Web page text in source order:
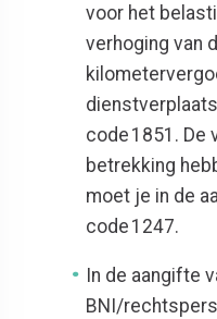
voor het
verhoging van
code 1851. De
betrekking
moet je in de
code 1247.
In de aangifte
BNI/